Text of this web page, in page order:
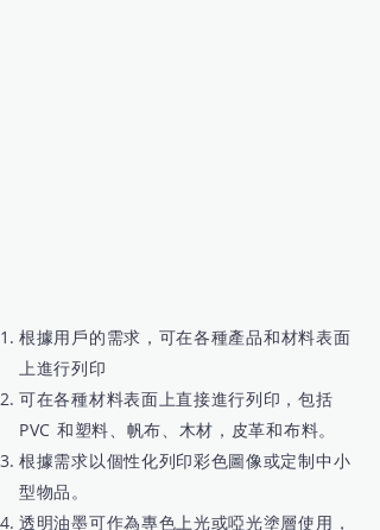
根據用戶的需求， 可在各種產品和材料表面
上進行列印
​可在各種材料表面上直接進行列印，包括
PVC 和塑料、帆布、木材，皮革和布料。
根據需求以個性化列印彩色圖像或定制中小
型物品。
透明油墨可作為專色上光或啞光塗層使用，